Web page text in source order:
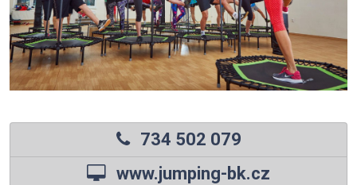
734 502 079
www.jumping-bk.cz